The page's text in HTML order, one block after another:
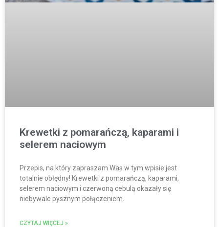
Krewetki z pomarańczą, kaparami i
selerem naciowym
Przepis, na który zapraszam Was w tym wpisie jest
totalnie obłędny! Krewetki z pomarańczą, kaparami,
selerem naciowym i czerwoną cebulą okazały się
niebywale pysznym połączeniem.
CZYTAJ WIĘCEJ »